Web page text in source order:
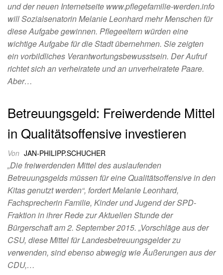
und der neuen Internetseite www.pflegefamilie-werden.info
will Sozialsenatorin Melanie Leonhard mehr Menschen für
diese Aufgabe gewinnen. Pflegeeltern würden eine
wichtige Aufgabe für die Stadt übernehmen. Sie zeigten
ein vorbildliches Verantwortungsbewusstsein. Der Aufruf
richtet sich an verheiratete und an unverheiratete Paare.
Aber…
Betreuungsgeld: Freiwerdende Mittel
in Qualitätsoffensive investieren
Von JAN-PHILIPP.SCHUCHER
„Die freiwerdenden Mittel des auslaufenden
Betreuungsgelds müssen für eine Qualitätsoffensive in den
Kitas genutzt werden“, fordert Melanie Leonhard,
Fachsprecherin Familie, Kinder und Jugend der SPD-
Fraktion in ihrer Rede zur Aktuellen Stunde der
Bürgerschaft am 2. September 2015. „Vorschläge aus der
CSU, diese Mittel für Landesbetreuungsgelder zu
verwenden, sind ebenso abwegig wie Äußerungen aus der
CDU,…